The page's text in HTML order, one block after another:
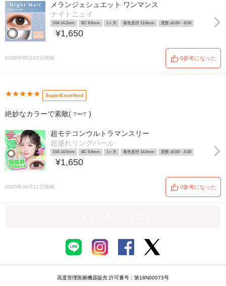
メランジェシュエット ワンマンス
ナイトニュイ
DIA 14.2mm BC 8.6mm 1ヶ月 着色直径 13.8mm 度数 ±0.00~ -8.00
¥1,650
2025年05月27日投稿 0参考になった
★★★★★ SuperExcellent
絶妙なカラーで素敵( ‎߹𖥦߹ )
超モテコンウルトラマンスリー
超盛れリングパール
DIA 14.5mm BC 8.6mm 1ヶ月 着色直径 14.0mm 度数 ±0.00~ -6.00
¥1,650
2025年04月11日投稿 0参考になった
高度管理医療機器販売 許可番号：第18N00073号